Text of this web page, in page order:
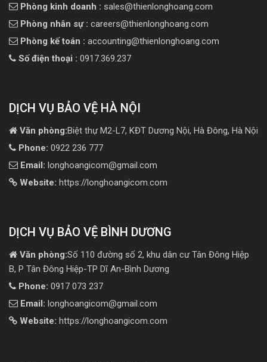
Phòng kinh doanh : sales@thienlonghoang.com
Phòng nhân sự : careers@thienlonghoang.com
Phòng kế toán : accounting@thienlonghoang.com
Số điện thoại : 0917.369.237
DỊCH VỤ BẢO VỆ HÀ NỘI
Văn phòng:Biệt thự M2-L7, KĐT Dương Nội, Hà Đông, Hà Nội
Phone: 0922 236 777
Email: longhoangicom@gmail.com
Website: https://longhoangicom.com
DỊCH VỤ BẢO VỆ BÌNH DƯƠNG
Văn phòng:Số 110 đường số 2, khu dân cư Tân Đông Hiệp
B, P Tân Đông Hiệp-TP Dĩ An-Bình Dương
Phone: 0917 073 237
Email: longhoangicom@gmail.com
Website: https://longhoangicom.com